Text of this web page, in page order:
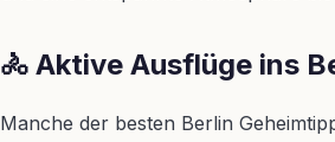
🚴 Aktive Ausflüge ins
Manche der besten Berlin